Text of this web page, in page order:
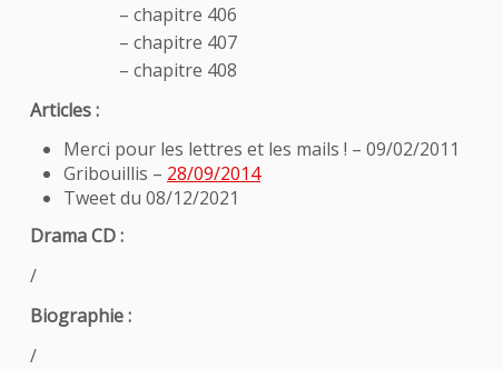
– chapitre 406
– chapitre 407
– chapitre 408
Articles :
Merci pour les lettres et les mails ! – 09/02/2011
Gribouillis – 28/09/2014
Tweet du 08/12/2021
Drama CD :
/
Biographie :
/